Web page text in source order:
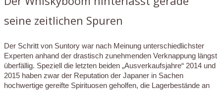
seine zeitlichen Spuren
Der Schritt von Suntory war nach Meinung unterschiedlichster
Experten anhand der drastisch zunehmenden Verknappung längst
überfällig. Speziell die letzten beiden „Ausverkaufsjahre“ 2014 und
2015 haben zwar der Reputation der Japaner in Sachen
hochwertige gereifte Spirituosen geholfen, die Lagerbestände an